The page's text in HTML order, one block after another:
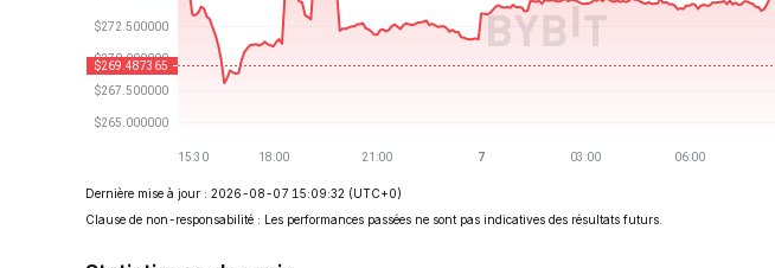
Dernière mise à jour : 2026-08-07 15:09:32 (UTC+0)
Clause de non-responsabilité : Les performances passées ne sont pas indicatives des résultats futurs.